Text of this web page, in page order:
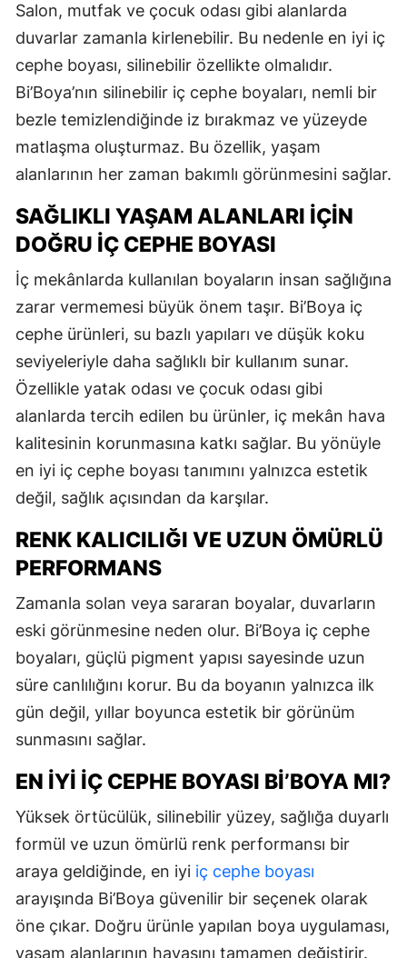
Salon, mutfak ve çocuk odası gibi alanlarda
duvarlar zamanla kirlenebilir. Bu nedenle en iyi iç
cephe boyası, silinebilir özellikte olmalıdır.
Bi’Boya’nın silinebilir iç cephe boyaları, nemli bir
bezle temizlendiğinde iz bırakmaz ve yüzeyde
matlaşma oluşturmaz. Bu özellik, yaşam
alanlarının her zaman bakımlı görünmesini sağlar.
SAĞLIKLI YAŞAM ALANLARI İÇIN
DOĞRU İÇ CEPHE BOYASI
İç mekânlarda kullanılan boyaların insan sağlığına
zarar vermemesi büyük önem taşır. Bi’Boya iç
cephe ürünleri, su bazlı yapıları ve düşük koku
seviyeleriyle daha sağlıklı bir kullanım sunar.
Özellikle yatak odası ve çocuk odası gibi
alanlarda tercih edilen bu ürünler, iç mekân hava
kalitesinin korunmasına katkı sağlar. Bu yönüyle
en iyi iç cephe boyası tanımını yalnızca estetik
değil, sağlık açısından da karşılar.
RENK KALICILIĞI VE UZUN ÖMÜRLÜ
PERFORMANS
Zamanla solan veya sararan boyalar, duvarların
eski görünmesine neden olur. Bi’Boya iç cephe
boyaları, güçlü pigment yapısı sayesinde uzun
süre canlılığını korur. Bu da boyanın yalnızca ilk
gün değil, yıllar boyunca estetik bir görünüm
sunmasını sağlar.
EN İYI İÇ CEPHE BOYASI BI’BOYA MI?
Yüksek örtücülük, silinebilir yüzey, sağlığa duyarlı
formül ve uzun ömürlü renk performansı bir
araya geldiğinde, en iyi iç cephe boyası
arayışında Bi’Boya güvenilir bir seçenek olarak
öne çıkar. Doğru ürünle yapılan boya uygulaması,
yaşam alanlarının havasını tamamen değiştirir.